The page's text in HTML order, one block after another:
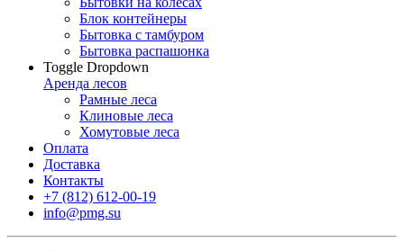
Блок контейнеры
Бытовка с тамбуром
Бытовка распашонка
Toggle Dropdown
Аренда лесов
Рамные леса
Клиновые леса
Хомутовые леса
Оплата
Доставка
Контакты
+7 (812) 612-00-19
info@pmg.su